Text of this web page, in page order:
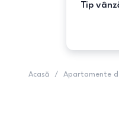
Tip
Acasă / Apartamente